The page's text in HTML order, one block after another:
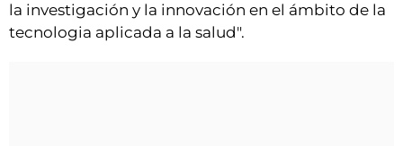
la investigación y la innovación en el ámbito de la
tecnologia aplicada a la salud".